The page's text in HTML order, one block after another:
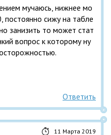
мучаюсь, нижнее мо
сижу на табле
занизить то может стат
вопрос к которому ну
Ответить
11 Марта 2019